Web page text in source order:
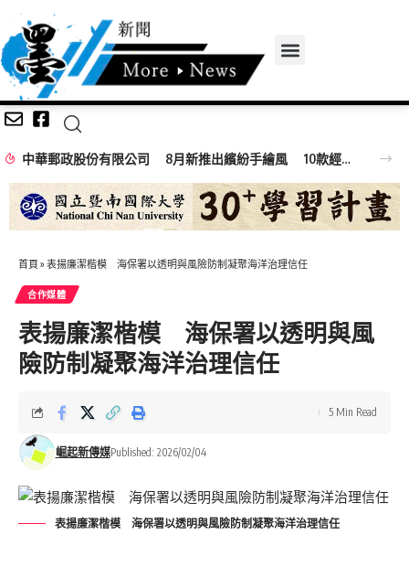
中華郵政股份有限公司 8月新推出繽紛手繪風 10款經典夜市小吃郵票
首頁 » 表揚廉潔楷模 海保署以透明與風險防制凝聚海洋治理信任
合作媒體
表揚廉潔楷模 海保署以透明與風
險防制凝聚海洋治理信任
崛起新傳媒Published: 2026/02/04
5 Min Read
表揚廉潔楷模 海保署以透明與風險防制凝聚海洋治理信任